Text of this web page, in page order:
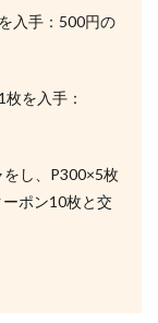
入手：500円の
を入手：
し、P300×5枚
ポン10枚と交